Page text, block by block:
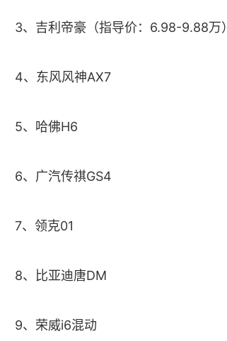
3、吉利帝豪（指导价：6.98-9.88万）
4、东风风神AX7
5、哈佛H6
6、广汽传祺GS4
7、领克01
8、比亚迪唐DM
9、荣威i6混动